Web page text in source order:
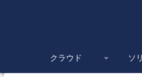
クラウド ソ